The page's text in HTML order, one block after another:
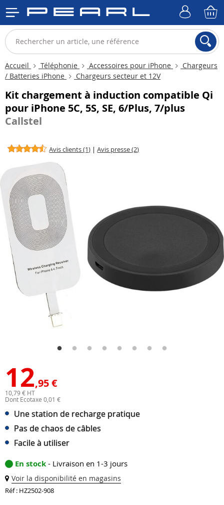
Accueil Téléphonie Accessoires pour iPhone
Chargeurs
/ Batteries iPhone
Chargeurs secteur et 12V
Kit chargement à induction compatible Qi
pour iPhone 5C, 5S, SE, 6/Plus, 7/plus
Callstel
Avis clients (1) |Avis presse (2)
12,95 €
10,79 € HT
Dont Ecotaxe 0,01 €
Une station de recharge pratique
Pas de chaos de câbles
Facile à utiliser
En stock - Livraison en 1-3 jours
Voir la disponibilité en magasins
Réf : HZ2502-908